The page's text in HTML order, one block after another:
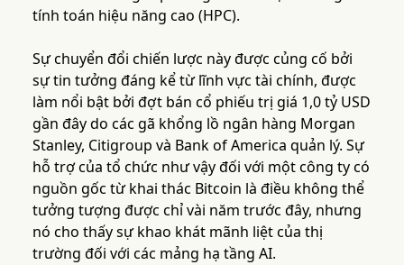
tính toán hiệu năng cao (HPC).
Sự chuyển đổi chiến lược này được củng cố bởi
sự tin tưởng đáng kể từ lĩnh vực tài chính, được
làm nổi bật bởi đợt bán cổ phiếu trị giá 1,0 tỷ USD
gần đây do các gã khổng lồ ngân hàng Morgan
Stanley, Citigroup và Bank of America quản lý. Sự
hỗ trợ của tổ chức như vậy đối với một công ty có
nguồn gốc từ khai thác Bitcoin là điều không thể
tưởng tượng được chỉ vài năm trước đây, nhưng
nó cho thấy sự khao khát mãnh liệt của thị
trường đối với các mảng hạ tầng AI.